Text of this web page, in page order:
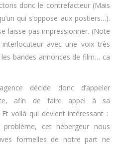
donc le contrefacteur (Mais
qui s’oppose aux postiers…).
laisse pas impressionner. (Note
avec une voix très
bandes annonces de film… ca
décide donc d’appeler
afin de faire appel à sa
Et voilà qui devient intéressant :
cet hébergeur nous
formelles de notre part ne